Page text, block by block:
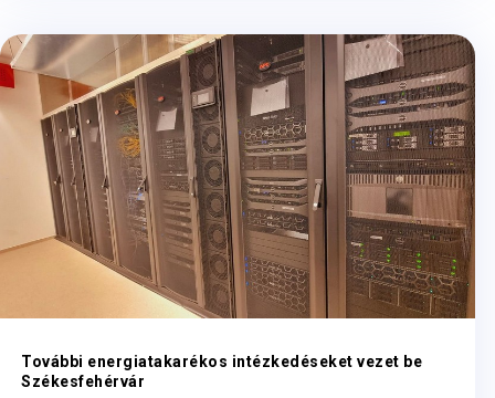
További energiatakarékos intézkedéseket vezet be
Székesfehérvár